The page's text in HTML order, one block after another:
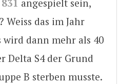
angespielt sein,
Weiss das im Jahr
wird dann mehr als 40
Delta S4 der Grund
B sterben musste.